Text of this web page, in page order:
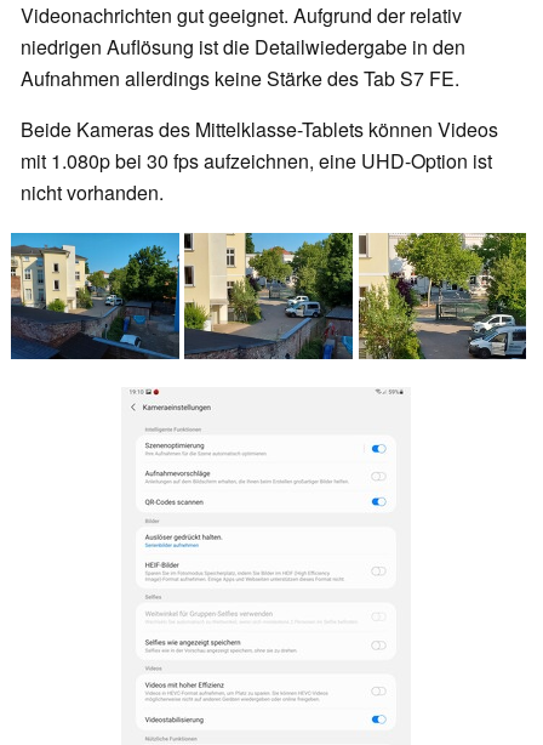
Videonachrichten gut geeignet. Aufgrund der relativ
niedrigen Auflösung ist die Detailwiedergabe in den
Aufnahmen allerdings keine Stärke des Tab S7 FE.
Beide Kameras des Mittelklasse-Tablets können Videos
mit 1.080p bei 30 fps aufzeichnen, eine UHD-Option ist
nicht vorhanden.